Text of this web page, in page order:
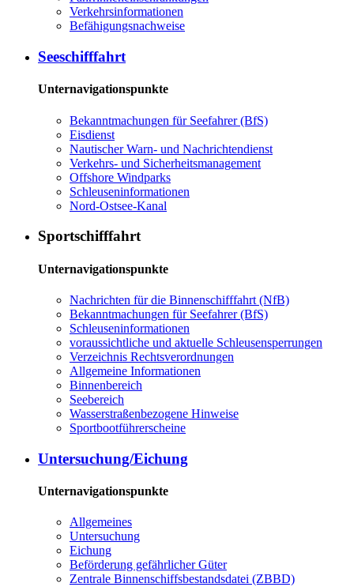
Verkehrsinformationen
Befähigungsnachweise
Seeschifffahrt
Unternavigationspunkte
Bekanntmachungen für Seefahrer (BfS)
Eisdienst
Nautischer Warn- und Nachrichtendienst
Verkehrs- und Sicherheitsmanagement
Offshore Windparks
Schleuseninformationen
Nord-Ostsee-Kanal
Sportschifffahrt
Unternavigationspunkte
Nachrichten für die Binnenschifffahrt (NfB)
Bekanntmachungen für Seefahrer (BfS)
Schleuseninformationen
voraussichtliche und aktuelle Schleusensperrungen
Verzeichnis Rechtsverordnungen
Allgemeine Informationen
Binnenbereich
Seebereich
Wasserstraßenbezogene Hinweise
Sportbootführerscheine
Untersuchung/Eichung
Unternavigationspunkte
Allgemeines
Untersuchung
Eichung
Beförderung gefährlicher Güter
Zentrale Binnenschiffsbestandsdatei (ZBBD)